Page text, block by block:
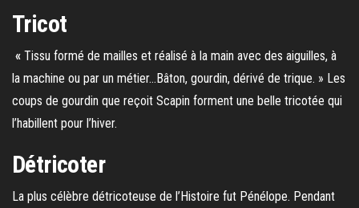
Tricot
« Tissu formé de mailles et réalisé à la main avec des aiguilles, à
la machine ou par un métier…Bâton, gourdin, dérivé de trique. » Les
coups de gourdin que reçoit Scapin forment une belle tricotée qui
l’habillent pour l’hiver.
Détricoter
La plus célèbre détricoteuse de l’Histoire fut Pénélope. Pendant